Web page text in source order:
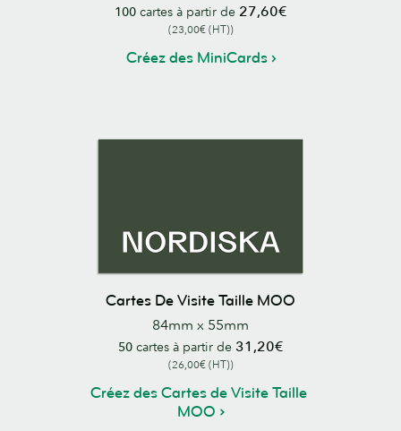
100cartes à partir de 27,60€
(23,00€ (HT))
Créez des MiniCards
Cartes De Visite Taille MOO
84mm x 55mm
50cartes à partir de 31,20€
(26,00€ (HT))
Créez des Cartes de Visite Taille
MOO